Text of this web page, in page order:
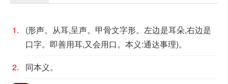
1.
(形声。从耳,呈声。甲骨文字形。左边是耳朵,右边是
口字。即善用耳,又会用口。本义:通达事理)。
2.
同本义。